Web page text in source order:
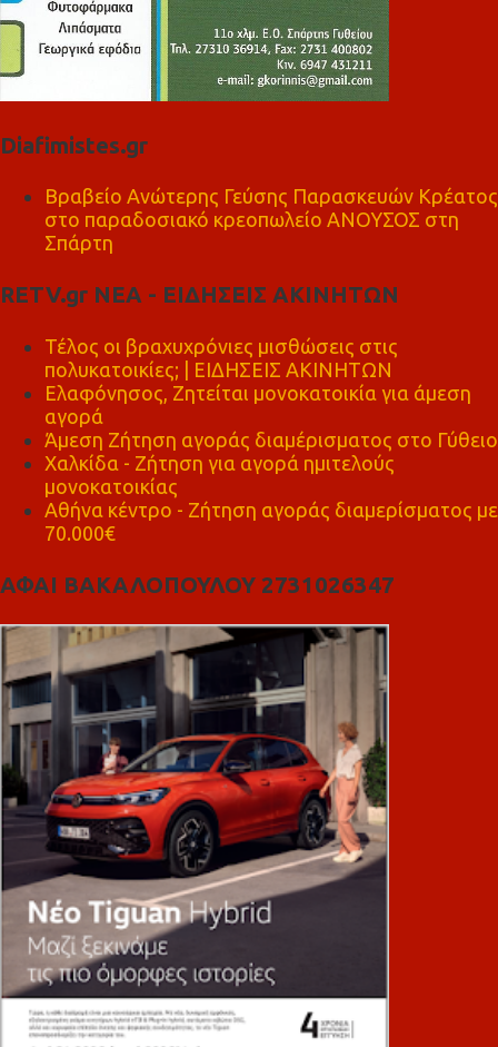
Diafimistes.gr
Βραβείο Ανώτερης Γεύσης Παρασκευών Κρέατος
στο παραδοσιακό κρεοπωλείο ΑΝΟΥΣΟΣ στη
Σπάρτη
RETV.gr ΝΕΑ - ΕΙΔΗΣΕΙΣ ΑΚΙΝΗΤΩΝ
Τέλος οι βραχυχρόνιες μισθώσεις στις
πολυκατοικίες; | ΕΙΔΗΣΕΙΣ ΑΚΙΝΗΤΩΝ
Ελαφόνησος, Ζητείται μονοκατοικία για άμεση
αγορά
Άμεση Ζήτηση αγοράς διαμέρισματος στο Γύθειο
Χαλκίδα - Ζήτηση για αγορά ημιτελούς
μονοκατοικίας
Αθήνα κέντρο - Ζήτηση αγοράς διαμερίσματος με
70.000€
ΑΦΑΙ ΒΑΚΑΛΟΠΟΥΛΟΥ 2731026347